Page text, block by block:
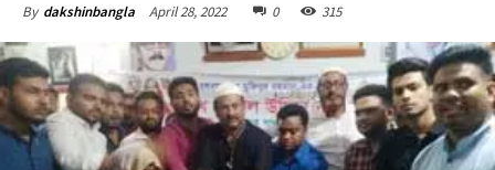
By dakshinbangla April 28, 2022 0 315